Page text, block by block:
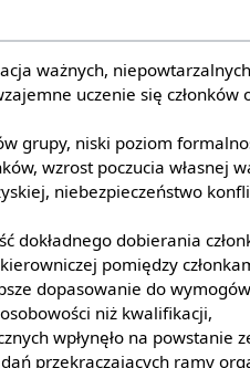
ważnych,
uczenie się członków
grupy, niski poziom
wzrost poczucia własnej
niebezpieczeństwo
dokładnego dobierania
pomiędzy
dopasowanie do
niż kwalifikacji,
wpłynęło na powstanie
przekraczających ramy